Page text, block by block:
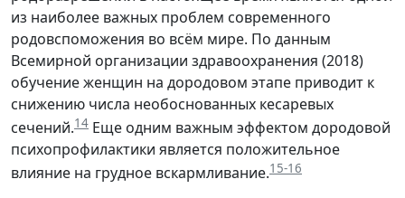
из наиболее важных проблем современного
родовспоможения во всём мире. По данным
Всемирной организации здравоохранения (2018)
обучение женщин на дородовом этапе приводит к
снижению числа необоснованных кесаревых
сечений.14 Еще одним важным эффектом дородовой
психопрофилактики является положительное
влияние на грудное вскармливание.15-16